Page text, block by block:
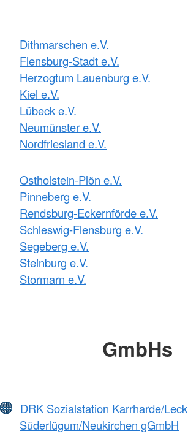
Dithmarschen e.V.
Flensburg-Stadt e.V.
Herzogtum Lauenburg e.V.
Kiel e.V.
Lübeck e.V.
Neumünster e.V.
Nordfriesland e.V.
Ostholstein-Plön e.V.
Pinneberg e.V.
Rendsburg-Eckernförde e.V.
Schleswig-Flensburg e.V.
Segeberg e.V.
Steinburg e.V.
Stormarn e.V.
GmbHs
DRK Sozialstation Karrharde/Leck
Süderlügum/Neukirchen gGmbH